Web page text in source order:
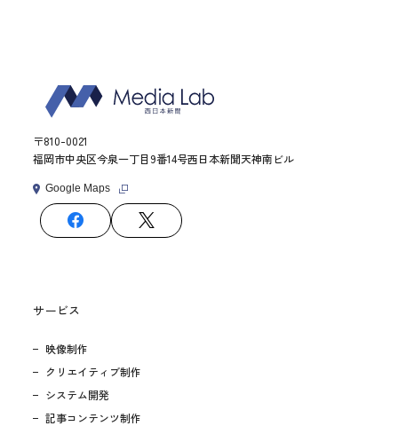
〒810-0021
福岡市中央区今泉一丁目9番14号西日本新聞天神南ビル
Google Maps
サービス
映像制作
クリエイティブ制作
システム開発
記事コンテンツ制作